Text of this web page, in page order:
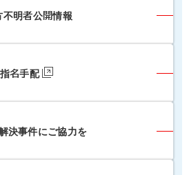
不明者公開情報
指名手配
決事件にご協力を